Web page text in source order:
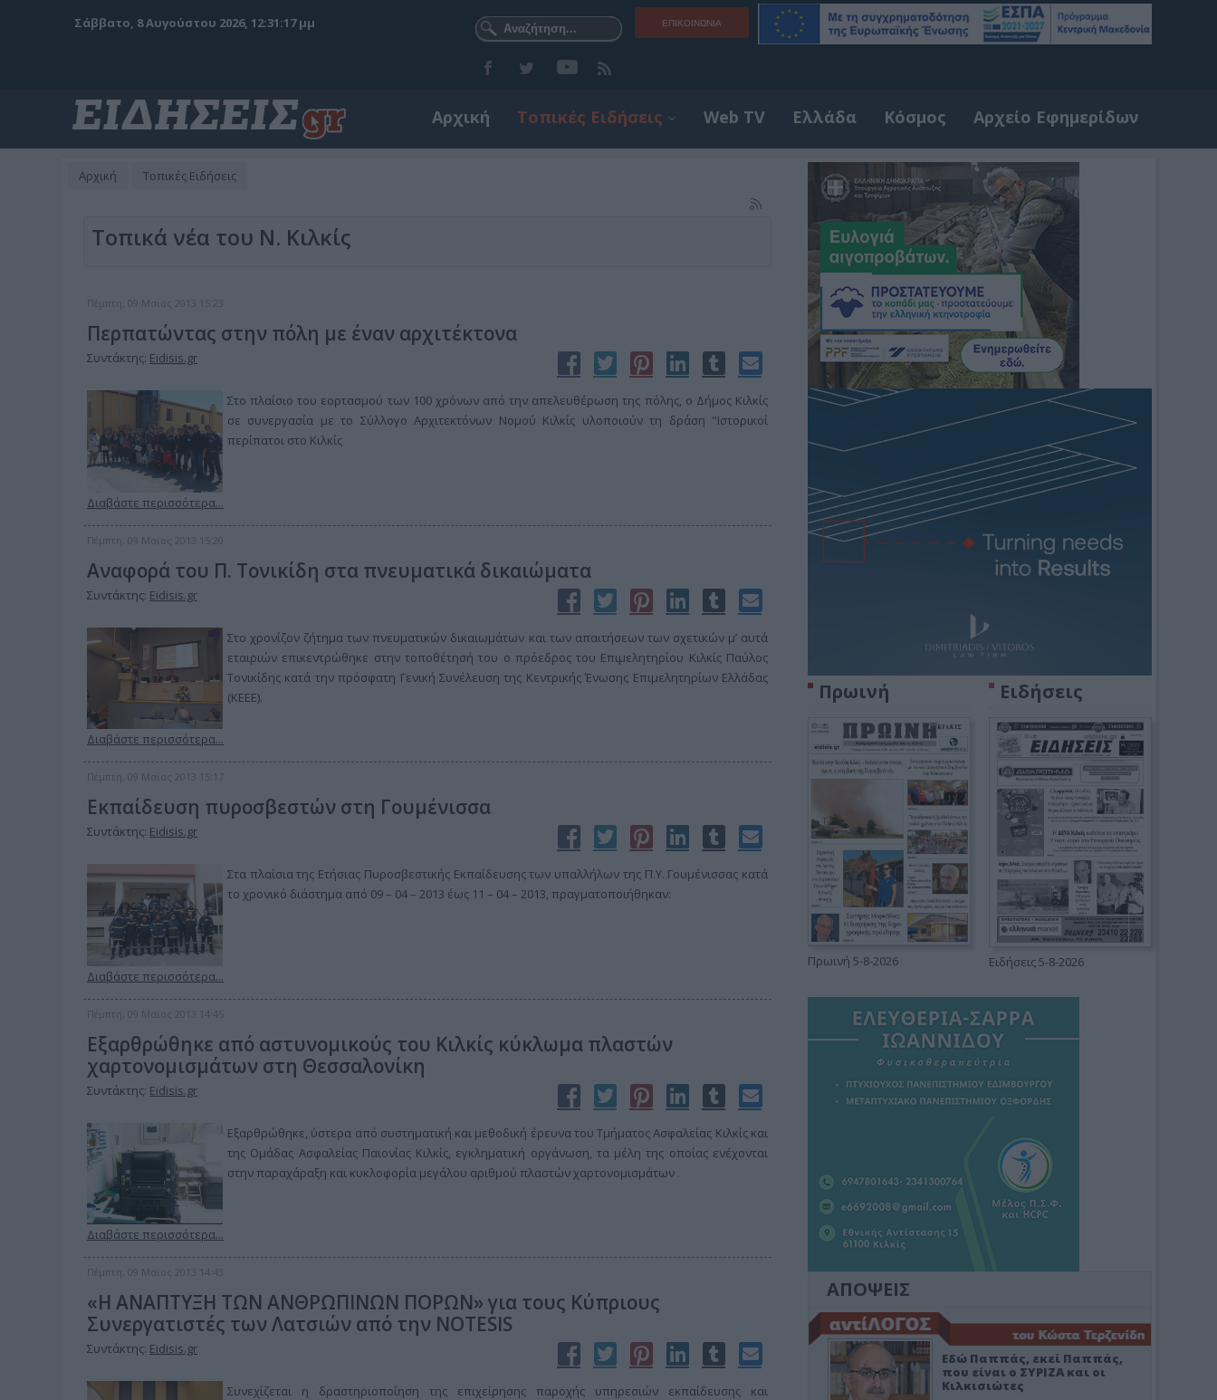
ΕΠΙΚΟΙΝΩΝΊΑ
Σάββατο, 8 Αυγούστου 2026, 12:31:19 μμ
Αρχική Τοπικές Ειδήσεις Web TV Ελλάδα Κόσμος Αρχείο Εφημερίδων
Αρχική Τοπικές Ειδήσεις
Τοπικά νέα του Ν. Κιλκίς
Πέμπτη, 09 Μαϊος 2013 15:23
Περπατώντας στην πόλη με έναν αρχιτέκτονα
Συντάκτης: Eidisis.gr
Στο πλαίσιο του εορτασμού των 100 χρόνων από την απελευθέρωση της πόλης, ο Δήμος Κιλκίς
σε συνεργασία με το Σύλλογο Αρχιτεκτόνων Νομού Κιλκίς υλοποιούν τη δράση "Ιστορικοί
περίπατοι στο Κιλκίς
Διαβάστε περισσότερα...
Πέμπτη, 09 Μαϊος 2013 15:20
Αναφορά του Π. Τονικίδη στα πνευματικά δικαιώματα
Συντάκτης: Eidisis.gr
Στο χρονίζον ζήτημα των πνευματικών δικαιωμάτων και των απαιτήσεων των σχετικών μ’ αυτά
εταιριών επικεντρώθηκε στην τοποθέτησή του ο πρόεδρος του Επιμελητηρίου Κιλκίς Παύλος
Τονικίδης κατά την πρόσφατη Γενική Συνέλευση της Κεντρικής Ένωσης Επιμελητηρίων Ελλάδας
(ΚΕΕΕ).
Διαβάστε περισσότερα...
Πέμπτη, 09 Μαϊος 2013 15:17
Εκπαίδευση πυροσβεστών στη Γουμένισσα
Συντάκτης: Eidisis.gr
Στα πλαίσια της Ετήσιας Πυροσβεστικής Εκπαίδευσης των υπαλλήλων της Π.Υ. Γουμένισσας κατά
το χρονικό διάστημα από 09 – 04 – 2013 έως 11 – 04 – 2013, πραγματοποιήθηκαν:
Διαβάστε περισσότερα...
Πέμπτη, 09 Μαϊος 2013 14:45
Εξαρθρώθηκε από αστυνομικούς του Κιλκίς κύκλωμα πλαστών
χαρτονομισμάτων στη Θεσσαλονίκη
Συντάκτης: Eidisis.gr
Εξαρθρώθηκε, ύστερα από συστηματική και μεθοδική έρευνα του Τμήματος Ασφαλείας Κιλκίς και
της Ομάδας Ασφαλείας Παιονίας Κιλκίς, εγκληματική οργάνωση, τα μέλη της οποίας ενέχονται
στην παραχάραξη και κυκλοφορία μεγάλου αριθμού πλαστών χαρτονομισμάτων .
Διαβάστε περισσότερα...
Πέμπτη, 09 Μαϊος 2013 14:43
«H ΑΝΑΠΤΥΞΗ ΤΩΝ ΑΝΘΡΩΠΙΝΩΝ ΠΟΡΩΝ» για τους Κύπριους
Συνεργατιστές των Λατσιών από την NOTESIS
Συντάκτης: Eidisis.gr
Συνεχίζεται η δραστηριοποίηση της επιχείρησης παροχής υπηρεσιών εκπαίδευσης και
Πρωινή
Πρωινή 5-8-2026
Ειδήσεις
Ειδήσεις 5-8-2026
ΑΠΟΨΕΙΣ
Εδώ Παππάς, εκεί Παππάς,
που είναι ο ΣΥΡΙΖΑ και οι
Κιλκισιώτες